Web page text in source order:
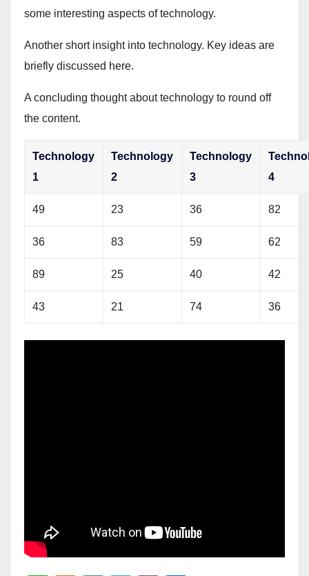
some interesting aspects of technology.
Another short insight into technology. Key ideas are
briefly discussed here.
A concluding thought about technology to round off
the content.
Technology
1
Technology
2
Technology
3
4
49 23 36 82
36 83 59 62
89 25 40 42
43 21 74 36